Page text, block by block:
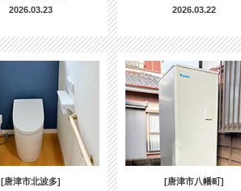
2026.03.23
2026.03.22
[唐津市北波多]
[唐津市八幡町]